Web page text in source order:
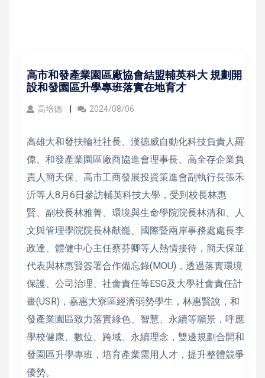
高市和發產業園區廠協會結盟輔英科大 規劃開
設和發園區升學專班落實在地育才
高培德 2024/08/06
高雄大和發扶輪社社長、漢德威自動化科技負責人羅
偉、和發產業園區廠商協進會理事長、高全存企業負
責人簡天保、高市工商發展投資策進會副執行長張禾
沂等人8月6日參訪輔英科技大學，受到校長林惠
賢、副校長林雅菁、環境與生命學院院長林清和、人
文與管理學院院長林献巃、國際暨兩岸事務處處長李
政達、體健中心主任蔡芬卿等人熱情接待，簡天保並
代表與林惠賢簽署合作備忘錄(MOU)，透過落實環境
保護、公司治理、社會責任等ESG及大學社會責任計
畫(USR)，嘉惠大寮區經濟弱勢學生，林惠賢說，和
發產業園區致力落實綠色、智慧、永續等願景，呼應
學校健康、數位、跨域、永續理念，雙邊規劃合開和
發園區升學專班，培育產業需用人才，提升整體競爭
優勢。